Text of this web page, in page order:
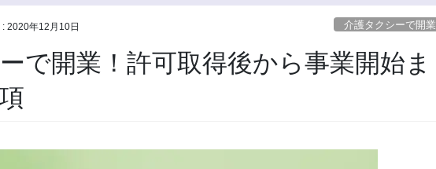
: 2020年12月10日 介護タクシーで開業
で開業！許可取得後から事業開始ま